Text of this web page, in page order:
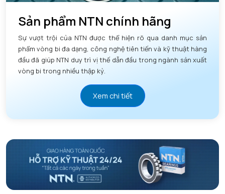
Sản phẩm NTN chính hãng
Sự vượt trội của NTN được thể hiện rõ qua danh mục sản
phẩm vòng bi đa dạng, công nghệ tiên tiến và kỹ thuật hàng
đầu đã giúp NTN duy trì vị thế dẫn đầu trong ngành sản xuất
vòng bi trong nhiều thập kỷ.
Xem chi tiết